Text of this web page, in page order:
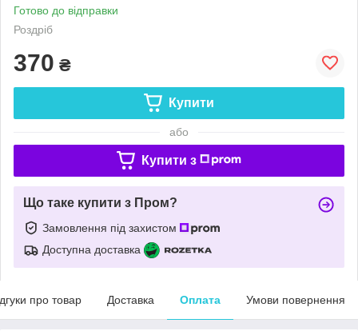
Готово до відправки
Роздріб
370 ₴
Купити
або
Купити з
Що таке купити з Пром?
Замовлення під захистом
Доступна доставка
про товар Доставка Оплата Умови повернення